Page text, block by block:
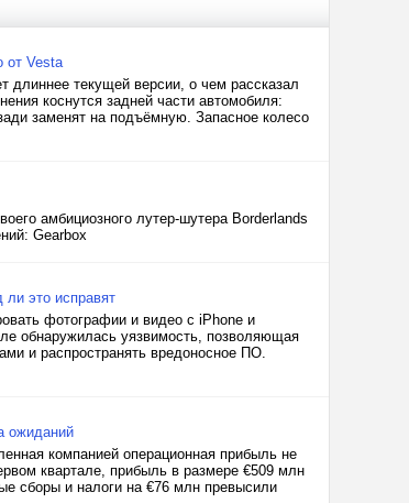
от Vesta
длиннее текущей версии, о чем рассказал
коснутся задней части автомобиля:
заменят на подъёмную. Запасное колесо
амбициозного лутер-шутера Borderlands
Gearbox
это исправят
фотографии и видео с iPhone и
обнаружилась уязвимость, позволяющая
и распространять вредоносное ПО.
ожиданий
компанией операционная прибыль не
квартале, прибыль в размере €509 млн
сборы и налоги на €76 млн превысили